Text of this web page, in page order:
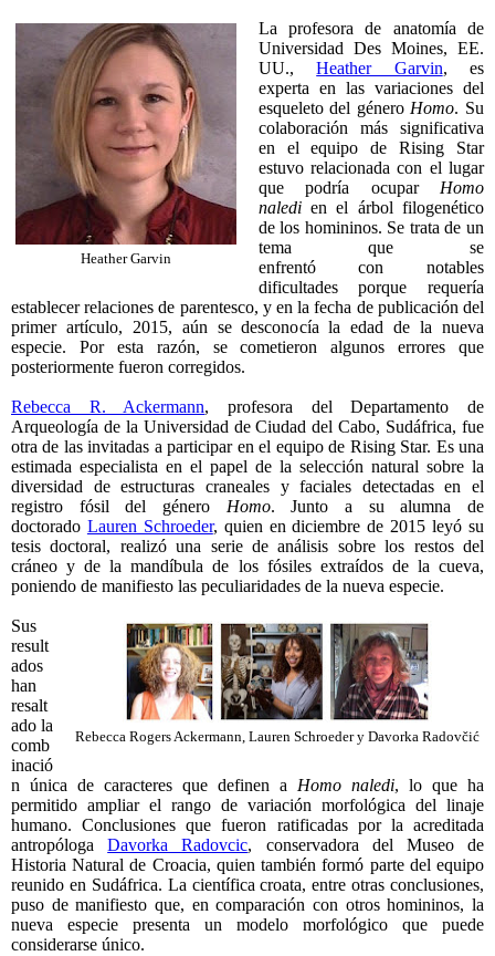
Heather Garvin
La profesora de anatomía de
Universidad Des Moines, EE.
UU.,Heather Garvin, es
experta en las variaciones del
esqueleto del género Homo. Su
colaboración más significativa
en el equipo de Rising Star
estuvo relacionada con el lugar
que podría ocupar Homo
naledien el árbol filogenético
de los homininos. Se trata de un
tema que se
enfrentó con notables
dificultades porque requería
establecer relaciones de parentesco, y en la fecha de publicación del
primer artículo, 2015, aún se desconocía la edad de la nueva
especie. Por esta razón, se cometieron algunos errores que
posteriormente fueron corregidos.
Rebecca R. Ackermann, profesora del Departamento de
Arqueología de la Universidad de Ciudad del Cabo, Sudáfrica, fue
otra de las invitadas a participar en el equipo de Rising Star. Es una
estimada especialista en el papel de la selección natural sobre la
diversidad de estructuras craneales y faciales detectadas en el
registro fósil del género Homo. Junto a su alumna de
doctorado Lauren Schroeder, quien en diciembre de 2015 leyó su
tesis doctoral, realizó una serie de análisis sobre los restos del
cráneo y de la mandíbula de los fósiles extraídos de la cueva,
poniendo de manifiesto las peculiaridades de la nueva especie.
Rebecca Rogers Ackermann, Lauren Schroeder y Davorka Radovčić
Sus
result
ados
han
resalt
ado la
comb
inació
n única de caracteres que definen a Homo naledi, lo que ha
permitido ampliar el rango de variación morfológica del linaje
humano. Conclusiones que fueron ratificadas por la acreditada
antropólogaDavorka Radovcic, conservadora del Museo de
Historia Natural de Croacia, quien también formó parte del equipo
reunido en Sudáfrica. La científica croata, entre otras conclusiones,
puso de manifiesto que, en comparación con otros homininos, la
nueva especie presenta un modelo morfológico que puede
considerarse único.